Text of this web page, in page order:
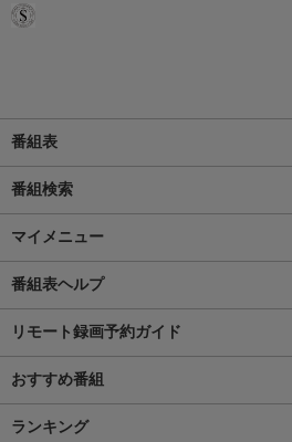
番組表
番組検索
マイメニュー
番組表ヘルプ
リモート録画予約ガイド
おすすめ番組
ランキング